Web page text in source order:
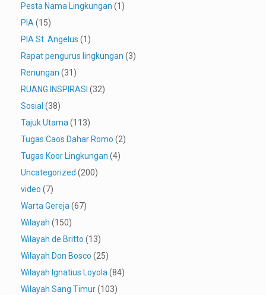
Pesta Nama Lingkungan (1)
PIA (15)
PIA St. Angelus (1)
Rapat pengurus lingkungan (3)
Renungan (31)
RUANG INSPIRASI (32)
Sosial (38)
Tajuk Utama (113)
Tugas Caos Dahar Romo (2)
Tugas Koor Lingkungan (4)
Uncategorized (200)
video (7)
Warta Gereja (67)
Wilayah (150)
Wilayah de Britto (13)
Wilayah Don Bosco (25)
Wilayah Ignatius Loyola (84)
Wilayah Sang Timur(103)